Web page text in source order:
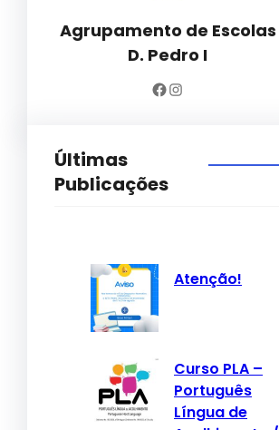
Agrupamento de Escolas
D. Pedro I
Facebook Instagram
Últimas
Publicações
Atenção!
Curso PLA –
Português
Língua de